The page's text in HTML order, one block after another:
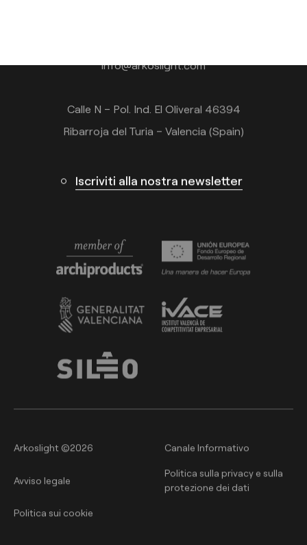
info@arkoslight.com
Calle N – Pol. Ind. El Oliveral 46394
Ribarroja del Turia – Valencia (Spain)
Iscriviti alla nostra newsletter
Arkoslight ©2026 Canale Informativo
Avviso legale
Politica sulla privacy e sulla
protezione dei dati
Politica sui cookie